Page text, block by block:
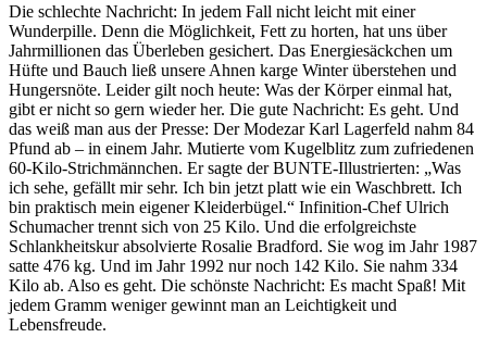
Die schlechte Nachricht: In jedem Fall nicht leicht mit einer
Wunderpille. Denn die Möglichkeit, Fett zu horten, hat uns über
Jahrmillionen das Überleben gesichert. Das Energiesäckchen um
Hüfte und Bauch ließ unsere Ahnen karge Winter überstehen und
Hungersnöte. Leider gilt noch heute: Was der Körper einmal hat,
gibt er nicht so gern wieder her. Die gute Nachricht: Es geht. Und
das weiß man aus der Presse: Der Modezar Karl Lagerfeld nahm 84
Pfund ab – in einem Jahr. Mutierte vom Kugelblitz zum zufriedenen
60-Kilo-Strichmännchen. Er sagte der BUNTE-Illustrierten: „Was
ich sehe, gefällt mir sehr. Ich bin jetzt platt wie ein Waschbrett. Ich
bin praktisch mein eigener Kleiderbügel.“ Infinition-Chef Ulrich
Schumacher trennt sich von 25 Kilo. Und die erfolgreichste
Schlankheitskur absolvierte Rosalie Bradford. Sie wog im Jahr 1987
satte 476 kg. Und im Jahr 1992 nur noch 142 Kilo. Sie nahm 334
Kilo ab. Also es geht. Die schönste Nachricht: Es macht Spaß! Mit
jedem Gramm weniger gewinnt man an Leichtigkeit und
Lebensfreude.